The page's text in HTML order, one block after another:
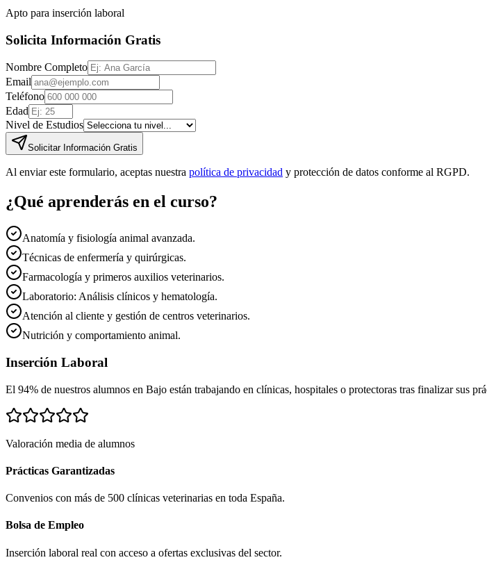
Apto para inserción laboral
Solicita Información Gratis
Nombre Completo
Email
Teléfono
Edad
Nivel de Estudios
Solicitar Información Gratis
Al enviar este formulario, aceptas nuestra política de privacidad y protección de datos conforme al RGPD.
¿Qué aprenderás en el curso?
Anatomía y fisiología animal avanzada.
Técnicas de enfermería y quirúrgicas.
Farmacología y primeros auxilios veterinarios.
Laboratorio: Análisis clínicos y hematología.
Atención al cliente y gestión de centros veterinarios.
Nutrición y comportamiento animal.
Inserción Laboral
El 94% de nuestros alumnos en Bajo están trabajando en clínicas, hospitales o protectoras tras finalizar sus
Valoración media de alumnos
Prácticas Garantizadas
Convenios con más de 500 clínicas veterinarias en toda España.
Bolsa de Empleo
Inserción laboral real con acceso a ofertas exclusivas del sector.